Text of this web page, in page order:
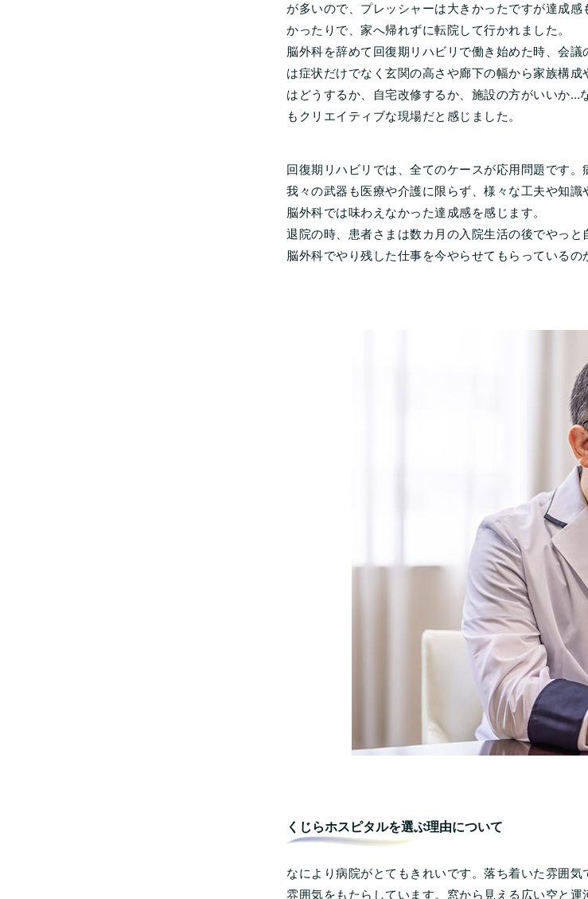
が多いので、プレッシャーは大きかったですが達成
かったりで、家へ帰れずに転院して行かれました。
脳外科を辞めて回復期リハビリで働き始めた時、会
は症状だけでなく玄関の高さや廊下の幅から家族構
はどうするか、自宅改修するか、施設の方がいいか…
もクリエイティブな現場だと感じました。
回復期リハビリでは、全てのケースが応用問題です
我々の武器も医療や介護に限らず、様々な工夫や知
脳外科では味わえなかった達成感を感じます。
退院の時、患者さまは数カ月の入院生活の後でやっ
脳外科でやり残した仕事を今やらせてもらっているの
くじらホスピタルを選ぶ理由について
なにより病院がとてもきれいです。落ち着いた雰囲
雰囲気をもたらしています。窓から見える広い空と